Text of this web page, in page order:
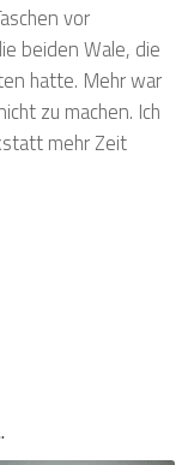
vor
beiden Wale, die
hatte. Mehr war
zu machen. Ich
mehr Zeit